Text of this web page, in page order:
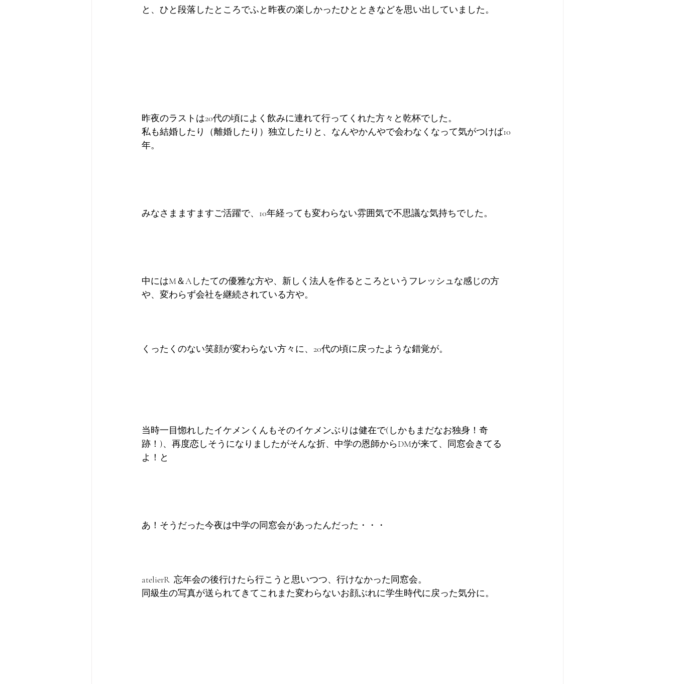
と、ひと段落したところでふと昨夜の楽しかったひとときなどを思い出していました。
昨夜のラストは20代の頃によく飲みに連れて行ってくれた方々と乾杯でした。
私も結婚したり（離婚したり）独立したりと、なんやかんやで会わなくなって気がつけば10
年。
みなさまますますご活躍で、10年経っても変わらない雰囲気で不思議な気持ちでした。
中にはM＆Aしたての優雅な方や、新しく法人を作るところというフレッシュな感じの方
や、変わらず会社を継続されている方や。
くったくのない笑顔が変わらない方々に、20代の頃に戻ったような錯覚が。
当時一目惚れしたイケメンくんもそのイケメンぶりは健在で(しかもまだなお独身！奇
跡！)、再度恋しそうになりましたがそんな折、中学の恩師からDMが来て、同窓会きてる
よ！と
あ！そうだった今夜は中学の同窓会があったんだった・・・
atelierR  忘年会の後行けたら行こうと思いつつ、行けなかった同窓会。
同級生の写真が送られてきてこれまた変わらないお顔ぶれに学生時代に戻った気分に。